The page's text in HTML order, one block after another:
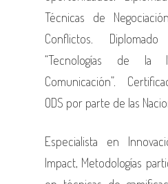
Técnicas de
Conflictos.
“Tecnologías de la
Comunicación”.
ODS por parte de las
Especialista en
Impact, Metodologías